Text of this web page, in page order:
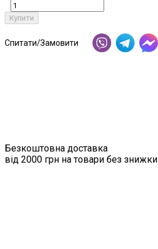
Купити
Спитати/Замовити
Безкоштовна доставка
від 2000 грн на товари без знижки